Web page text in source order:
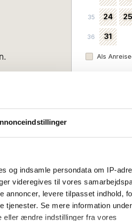
og indsamle persondata om IP-
videregives til vores
annoncer, levere tilpasset indhold,
tjenester. Se mere information under
ændre indstillinger fra vores
10:00
35 24 25
36 31
Als